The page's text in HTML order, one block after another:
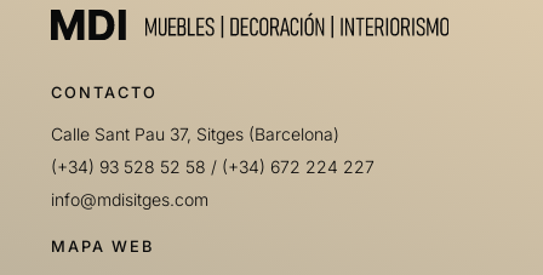
CONTACTO
Calle Sant Pau 37, Sitges (Barcelona)
(+34) 93 528 52 58 / (+34) 672 224 227
info@mdisitges.com
MAPA WEB